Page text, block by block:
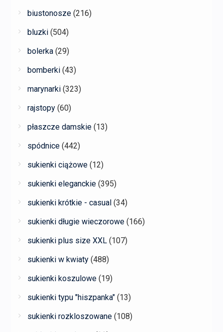
biustonosze (216)
bluzki (504)
bolerka (29)
bomberki (43)
marynarki (323)
rajstopy (60)
płaszcze damskie (13)
spódnice (442)
sukienki ciążowe (12)
sukienki eleganckie (395)
sukienki krótkie - casual (34)
sukienki długie wieczorowe (166)
sukienki plus size XXL (107)
sukienki w kwiaty (488)
sukienki koszulowe (19)
sukienki typu "hiszpanka" (13)
sukienki rozkloszowane (108)